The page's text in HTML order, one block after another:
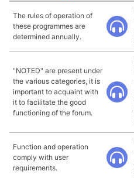
The rules of operation of
these programmes are
determined annually.
"NOTED" are present under
the various categories, it is
important to acquaint with
it to facilitate the good
functioning of the forum.
Function and operation
comply with user
requirements.